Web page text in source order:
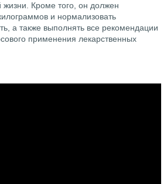
жизни. Кроме того, он должен
и нормализовать
а также выполнять все рекомендации
применения лекарственных